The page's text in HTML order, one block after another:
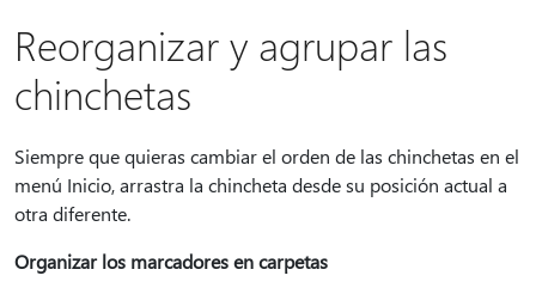
Reorganizar y agrupar las
chinchetas
Siempre que quieras cambiar el orden de las chinchetas en el
menú Inicio, arrastra la chincheta desde su posición actual a
otra diferente.
Organizar los marcadores en carpetas